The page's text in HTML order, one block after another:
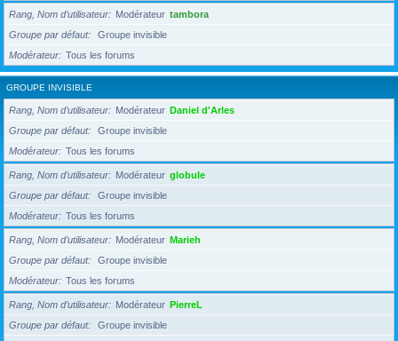
Rang, Nom d’utilisateur Modérateur tambora
Groupe par défaut
Groupe invisible
Modérateur
Tous les forums
GROUPE INVISIBLE
Rang, Nom d’utilisateur Modérateur Daniel d'Arles
Groupe par défaut
Groupe invisible
Modérateur
Tous les forums
Rang, Nom d’utilisateur Modérateur globule
Groupe par défaut
Groupe invisible
Modérateur
Tous les forums
Rang, Nom d’utilisateur Modérateur Marieh
Groupe par défaut
Groupe invisible
Modérateur
Tous les forums
Rang, Nom d’utilisateur Modérateur PierreL
Groupe par défaut
Groupe invisible